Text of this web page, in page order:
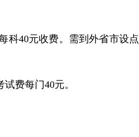
科40元收费。需到外省市设点
费每门40元。